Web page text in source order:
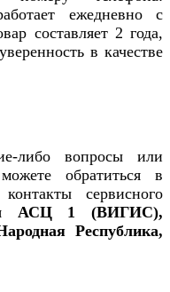
ежедневно с
составляет 2 года,
в качестве
либо вопросы или
обратиться в
сервисного
АСЦ 1 (ВИГИС),
Республика,